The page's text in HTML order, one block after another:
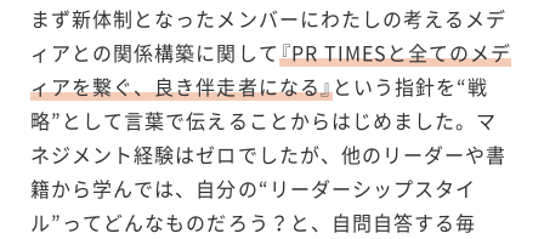
まず新体制となったメンバーにわたしの考えるメデ
ィアとの関係構築に関して『PR TIMESと全てのメデ
ィアを繋ぐ、良き伴走者になる』という指針を“戦
略”として言葉で伝えることからはじめました。マ
ネジメント経験はゼロでしたが、他のリーダーや書
籍から学んでは、自分の“リーダーシップスタイ
ル”ってどんなものだろう？と、自問自答する毎